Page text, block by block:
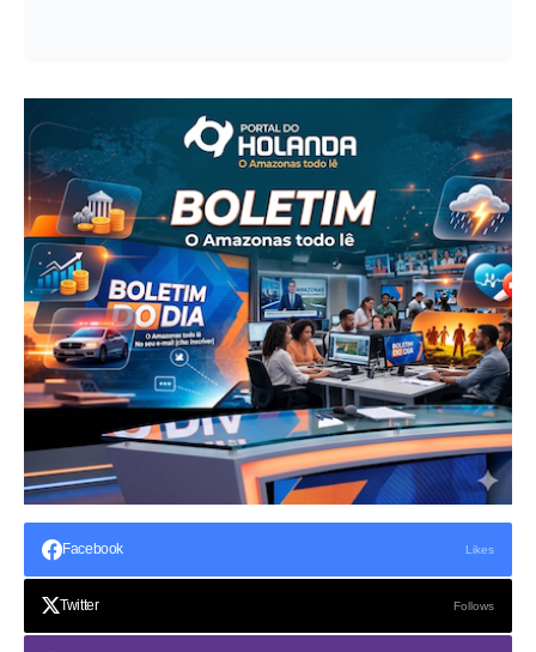
Facebook Likes
Twitter Follows